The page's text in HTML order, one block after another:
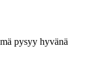
pysyy hyvänä